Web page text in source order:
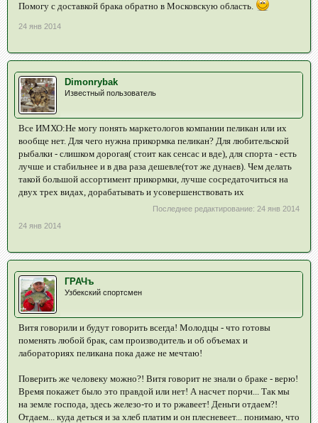
Помогу с доставкой брака обратно в Московскую область.
24 янв 2014
Dimonrybak
Известный пользователь
Все ИМХО:Не могу понять маркетологов компании пеликан или их
вообще нет. Для чего нужна прикормка пеликан? Для любительской
рыбалки - слишком дорогая( стоит как сенсас и вде), для спорта - есть
лучше и стабильнее и в два раза дешевле(тот же дунаев). Чем делать
такой большой ассортимент прикормки, лучше сосредаточиться на
двух трех видах, дорабатывать и усовершенствовать их
Последнее редактирование: 24 янв 2014
24 янв 2014
ГРАЧъ
Узбекский спортсмен
Витя говорили и будут говорить всегда! Молодцы - что готовы
поменять любой брак, сам производитель и об объемах и
лабораториях пеликана пока даже не мечтаю!
Поверить же человеку можно?! Витя говорит не знали о браке - верю!
Время покажет было это правдой или нет! А насчет порчи... Так мы
на земле господа, здесь железо-то и то ржавеет! Деньги отдаем?!
Отдаем... куда деться и за хлеб платим и он плесневеет... понимаю, что